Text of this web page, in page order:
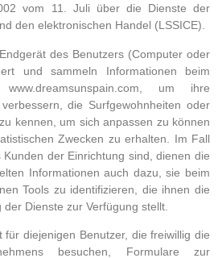
vom 11. Juli über die Dienste der
den elektronischen Handel (LSSICE).
des Benutzers (Computer oder
und sammeln Informationen beim
um ihre
die Surfgewohnheiten oder
kennen, um sich anpassen zu können
Zwecken zu erhalten. Im Fall
der Einrichtung sind, dienen die
Informationen auch dazu, sie beim
Tools zu identifizieren, die ihnen die
Dienste zur Verfügung stellt.
für diejenigen Benutzer, die freiwillig die
besuchen, Formulare zur